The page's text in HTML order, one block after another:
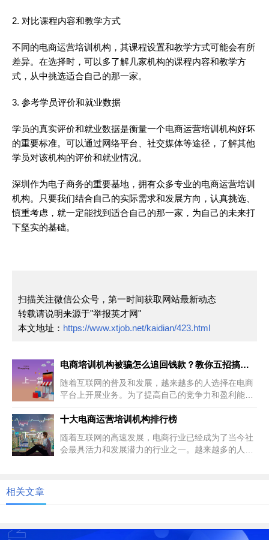
2. 对比课程内容和教学方式
不同的电商运营培训机构，其课程设置和教学方式可能会有所
差异。在选择时，可以多了解几家机构的课程内容和教学方
式，从中挑选适合自己的那一家。
3. 参考学员评价和就业数据
学员的真实评价和就业数据是衡量一个电商运营培训机构好坏
的重要标准。可以通过网络平台、社交媒体等途径，了解其他
学员对该机构的评价和就业情况。
深圳作为电子商务的重要基地，拥有众多专业的电商运营培训
机构。只要我们结合自己的实际需求和发展方向，认真挑选、
慎重考虑，就一定能找到适合自己的那一家，为自己的未来打
下坚实的基础。
扫描关注微信公众号，第一时间获取网站最新动态
转载请说明来源于"举报英才网"
本文地址： https://www.xtjob.net/kaidian/423.html
上一篇
电商培训机构被骗怎么追回钱款？教你五招搞定！
随着互联网的普及和发展，越来越多的人选择在电商
平台上开展业务。为了提高自己的竞争力和盈利能
下一篇
十大电商运营培训机构排行榜
随着互联网的高速发展，电商行业已经成为了当今社
会最具活力和发展潜力的行业之一。越来越多的人选
相关文章